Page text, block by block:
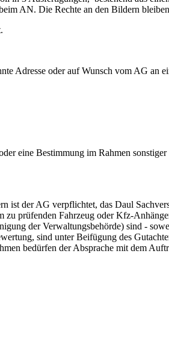
AN. Die Rechte an den Bildern
Adresse oder auf Wunsch vom AG an
eine Bestimmung im Rahmen
der AG verpflichtet, das Daul
zu prüfenden Fahrzeug oder Kfz-
der Verwaltungsbehörde) sind -
sind unter Beifügung des
bedürfen der Absprache mit dem